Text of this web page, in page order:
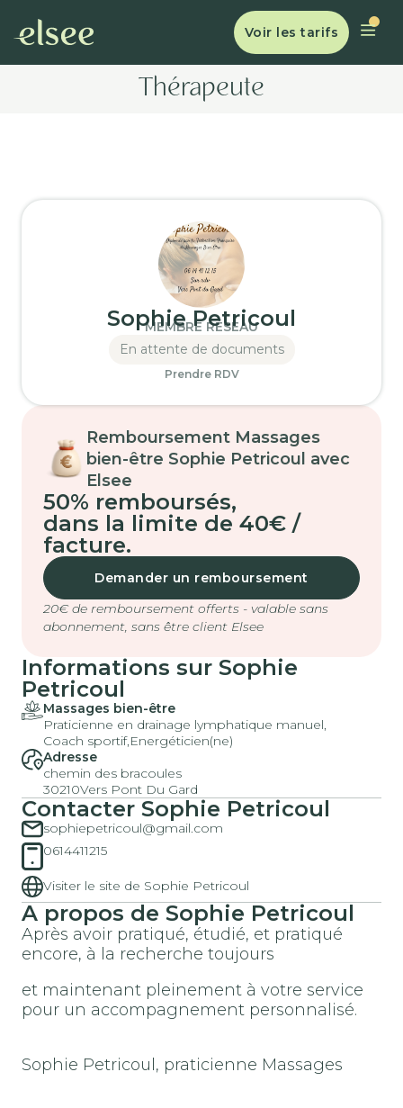
Voir les tarifs
Thérapeute
Sophie Petricoul
MEMBRE RÉSEAU
En attente de documents
Prendre RDV
Remboursement Massages
bien-être Sophie Petricoul avec
Elsee
50% remboursés,
dans la limite de 40€ /
facture.
Demander un remboursement
20€ de remboursement offerts - valable sans
abonnement, sans être client Elsee
Informations sur Sophie
Petricoul
Massages bien-être
Praticienne en drainage lymphatique manuel,
Coach sportif,Energéticien(ne)
Adresse
chemin des bracoules
30210Vers Pont Du Gard
Contacter Sophie Petricoul
sophiepetricoul@gmail.com
0614411215
Visiter le site de Sophie Petricoul
A propos de Sophie Petricoul
Après avoir pratiqué, étudié, et pratiqué
encore, à la recherche toujours
et maintenant pleinement à votre service
pour un accompagnement personnalisé.
Sophie Petricoul, praticienne Massages